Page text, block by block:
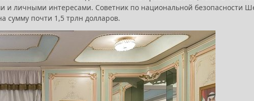
и личными интересами. Советник по национальной безопасности
сумму почти 1,5 трлн долларов.